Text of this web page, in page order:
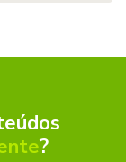
?